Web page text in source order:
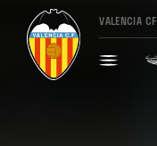
VALENCIA CF